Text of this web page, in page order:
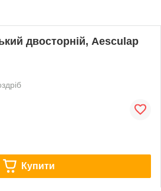
двосторній, Aesculap
Купити